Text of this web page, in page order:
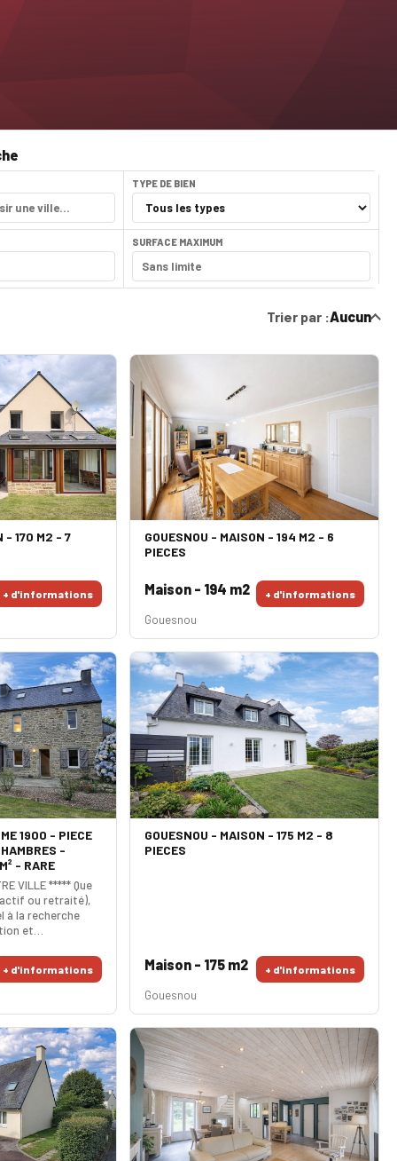
TYPE DE BIEN
SURFACE MAXIMUM
Trier par :Aucun
- 170 M2 - 7
+ d'informations
GOUESNOU - MAISON - 194 M2 - 6
PIECES
Maison - 194 m2 + d'informations
Gouesnou
1900 - PIECE
-
- RARE
VILLE ***** Que
ou retraité),
à la recherche
et
! Ce corps de
rénovation
Vous
L'ancienne g
+ d'informations
GOUESNOU - MAISON - 175 M2 - 8
PIECES
Maison - 175 m2 + d'informations
Gouesnou